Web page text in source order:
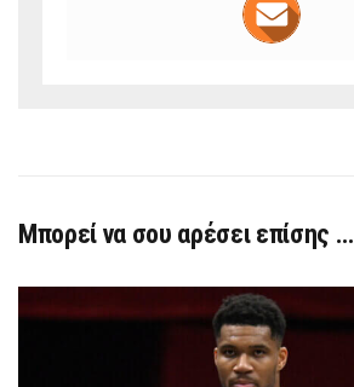
Μπορεί να σου αρέσει επίσης …